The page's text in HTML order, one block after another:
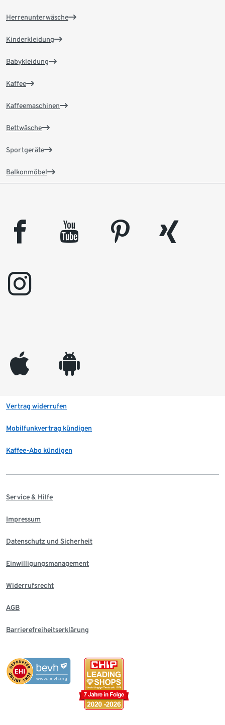
Herrenunterwäsche
Kinderkleidung
Babykleidung
Kaffee
Kaffeemaschinen
Bettwäsche
Sportgeräte
Balkonmöbel
facebook youtube pinterest
xing
instagram
appleinc android
Vertrag widerrufen
Mobilfunkvertrag kündigen
Kaffee-Abo kündigen
Service & Hilfe
Impressum
Datenschutz und Sicherheit
Einwilligungsmanagement
Widerrufsrecht
AGB
Barrierefreiheitserklärung